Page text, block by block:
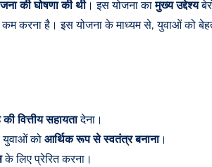
की घोषणा की थी। इस योजना कामुख्य उद्देश्य
कम करना है। इस योजना के माध्यम से, युवाओं को
वित्तीय सहायतादेना।
युवाओं कोआर्थिक रूप से स्वतंत्र बनाना।
के लिए प्रेरित करना।